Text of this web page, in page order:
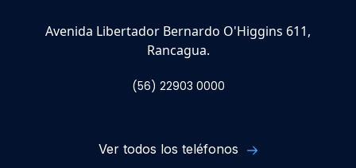
Avenida Libertador Bernardo O'Higgins 611,
Rancagua.
(56) 22903 0000
Ver todos los teléfonos